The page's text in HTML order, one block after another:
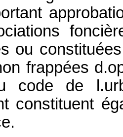
ou
frappées
code de
constituent